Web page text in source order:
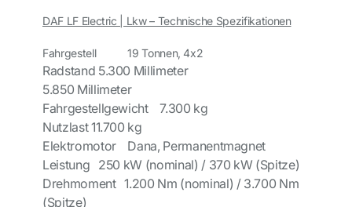
DAF LF Electric | Lkw – Technische Spezifikationen
Fahrgestell19 Tonnen, 4x2
Radstand 5.300 Millimeter
5.850 Millimeter
Fahrgestellgewicht7.300 kg
Nutzlast11.700 kg
Elektromotor Dana, Permanentmagnet
Leistung 250 kW (nominal) / 370 kW (Spitze)
Drehmoment1.200 Nm (nominal) / 3.700 Nm
(Spitze)